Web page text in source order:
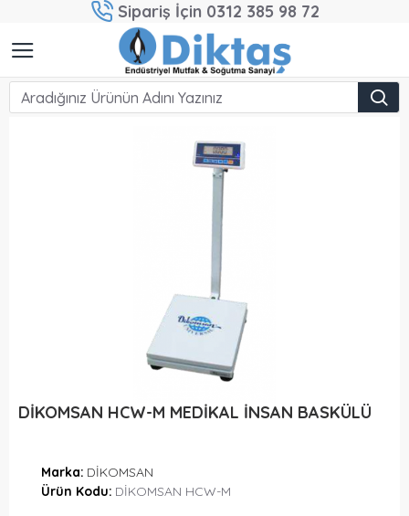
Sipariş İçin 0312 385 98 72
DİKOMSAN HCW-M MEDİKAL İNSAN BASKÜLÜ
Marka: DİKOMSAN
Ürün Kodu: DİKOMSAN HCW-M